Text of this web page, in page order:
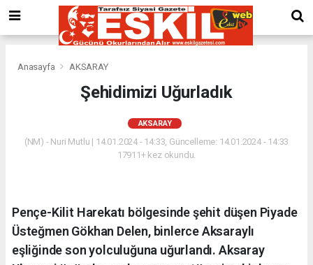
Anasayfa AKSARAY
Şehidimizi Uğurladık
AKSARAY
(NM) - Nuri Mutlu | 14.01.2024 - 14:33, Güncelleme: 14.01.2024 - 14:33
17911+ kez okundu.
Pençe-Kilit Harekatı bölgesinde şehit düşen Piyade
Üsteğmen Gökhan Delen, binlerce Aksaraylı
eşliğinde son yolculuğuna uğurlandı. Aksaray